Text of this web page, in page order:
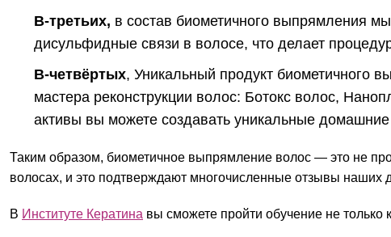
В-третьих, в состав биометичного выпрямления
дисульфидные связи в волосе, что делает
В-четвёртых, Уникальный продукт биометичного
мастера реконструкции волос: Ботокс волос,
активы вы можете создавать уникальные
Таким образом, биометичное выпрямление волос — это не
волосах, и это подтверждают многочисленные отзывы наших
В Институте Кератина вы сможете пройти обучение не только